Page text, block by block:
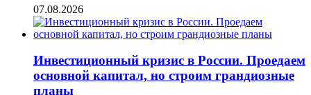
07.08.2026
Инвестиционный кризис в России. Проедаем
основной капитал, но строим грандиозные
планы